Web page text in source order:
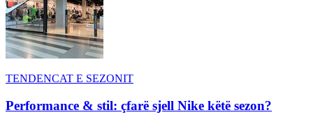
TENDENCAT E SEZONIT
Performance & stil: çfarë sjell Nike këtë sezon?